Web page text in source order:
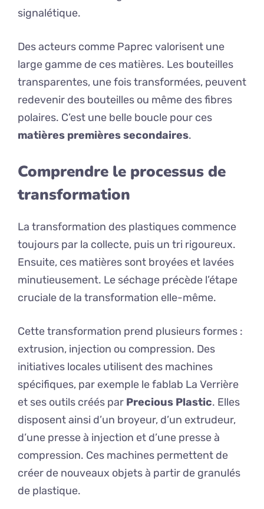
signalétique.
Des acteurs comme Paprec valorisent une
large gamme de ces matières. Les bouteilles
transparentes, une fois transformées, peuvent
redevenir des bouteilles ou même des fibres
polaires. C’est une belle boucle pour ces
matières premières secondaires.
Comprendre le processus de
transformation
La transformation des plastiques commence
toujours par la collecte, puis un tri rigoureux.
Ensuite, ces matières sont broyées et lavées
minutieusement. Le séchage précède l’étape
cruciale de la transformation elle-même.
Cette transformation prend plusieurs formes :
extrusion, injection ou compression. Des
initiatives locales utilisent des machines
spécifiques, par exemple le fablab La Verrière
et ses outils créés par Precious Plastic. Elles
disposent ainsi d’un broyeur, d’un extrudeur,
d’une presse à injection et d’une presse à
compression. Ces machines permettent de
créer de nouveaux objets à partir de granulés
de plastique.